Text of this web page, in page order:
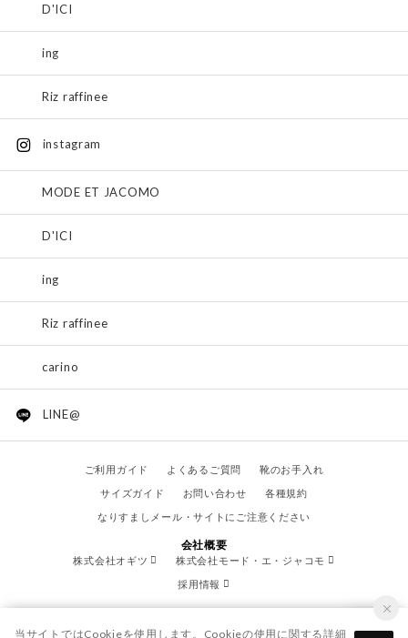
D'ICI
ing
Riz raffinee
instagram
MODE ET JACOMO
D'ICI
ing
Riz raffinee
carino
LINE@
ご利用ガイド よくあるご質問
靴のお手入れ
サイズガイド
お問い合わせ
各種規約
なりすましメール・サイトにご注意ください
会社概要
株式会社オギツ
株式会社モード・エ・ジャコモ
採用情報
当サイトではCookieを使用します。Cookieの使用に関する詳細